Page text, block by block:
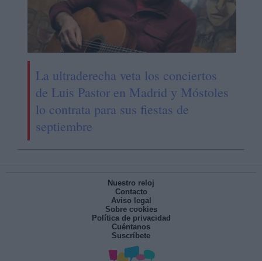
La ultraderecha veta los conciertos
de Luis Pastor en Madrid y Móstoles
lo contrata para sus fiestas de
septiembre
Nuestro reloj
Contacto
Aviso legal
Sobre cookies
Política de privacidad
Cuéntanos
Suscríbete